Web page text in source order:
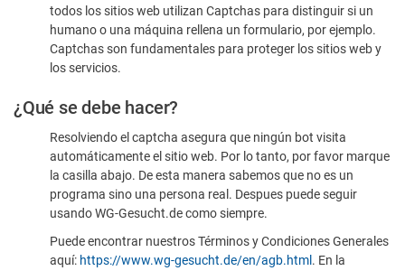
humano
todos los sitios web utilizan Captchas para distinguir si un
humano o una máquina rellena un formulario, por ejemplo.
Captchas son fundamentales para proteger los sitios web y
los servicios.
¿Qué se debe hacer?
Resolviendo el captcha asegura que ningún bot visita
automáticamente el sitio web. Por lo tanto, por favor marque
la casilla abajo. De esta manera sabemos que no es un
programa sino una persona real. Despues puede seguir
usando WG-Gesucht.de como siempre.
Puede encontrar nuestros Términos y Condiciones Generales
aquí: https://www.wg-gesucht.de/en/agb.html . En la